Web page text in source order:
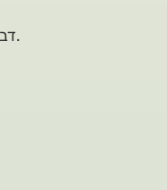
דבר תורה יפה, עדיין רלוונטי גם בימינו.